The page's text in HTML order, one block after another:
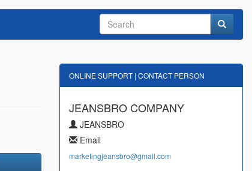
ONLINE SUPPORT | CONTACT PERSON
JEANSBRO COMPANY
JEANSBRO
Email
marketingjeansbro@gmail.com